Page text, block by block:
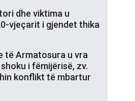
dhe viktima u
vjeçarit i gjendet thika
të Armatosura u vra
i fëmijërisë, zv.
konflikt të mbartur